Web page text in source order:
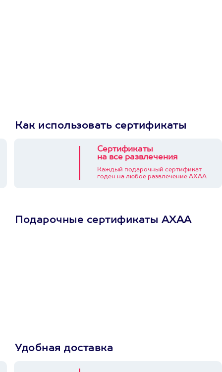
Как использовать сертификаты
Сертификаты
на все развлечения
Каждый подарочный сертификат
годен на любое развлечение АХАА
Подарочные сертификаты АХАА
Удобная доставка